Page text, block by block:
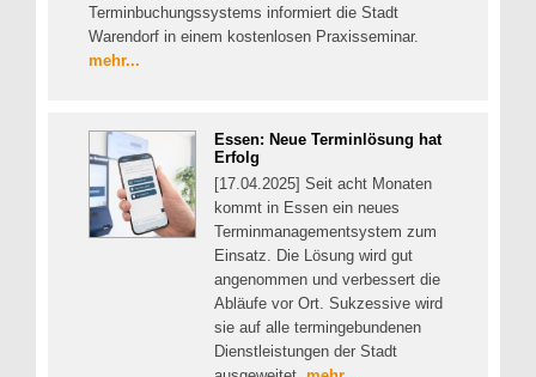
Terminbuchungssystems informiert die Stadt
Warendorf in einem kostenlosen Praxisseminar.
mehr...
Essen: Neue Terminlösung hat
Erfolg
[17.04.2025] Seit acht Monaten
kommt in Essen ein neues
Terminmanagementsystem zum
Einsatz. Die Lösung wird gut
angenommen und verbessert die
Abläufe vor Ort. Sukzessive wird
sie auf alle termingebundenen
Dienstleistungen der Stadt